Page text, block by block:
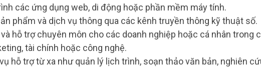
các ứng dụng web, di động hoặc phần mềm máy tính.
phẩm và dịch vụ thông qua các kênh truyền thông kỹ thuật số.
hỗ trợ chuyên môn cho các doanh nghiệp hoặc cá nhân trong
tài chính hoặc công nghệ.
hỗ trợ từ xa như quản lý lịch trình, soạn thảo văn bản, nghiên